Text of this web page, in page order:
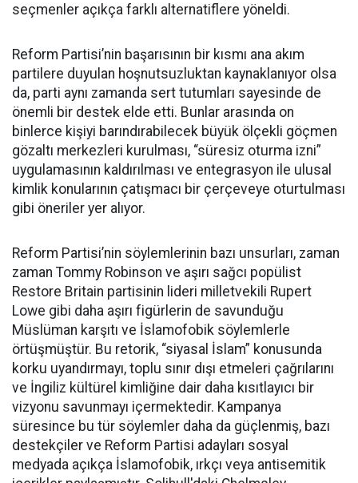
seçmenler açıkça farklı alternatiflere yöneldi.
Reform Partisi’nin başarısının bir kısmı ana akım
partilere duyulan hoşnutsuzluktan kaynaklanıyor olsa
da, parti aynı zamanda sert tutumları sayesinde de
önemli bir destek elde etti. Bunlar arasında on
binlerce kişiyi barındırabilecek büyük ölçekli göçmen
gözaltı merkezleri kurulması, “süresiz oturma izni”
uygulamasının kaldırılması ve entegrasyon ile ulusal
kimlik konularının çatışmacı bir çerçeveye oturtulması
gibi öneriler yer alıyor.
Reform Partisi’nin söylemlerinin bazı unsurları, zaman
zaman Tommy Robinson ve aşırı sağcı popülist
Restore Britain partisinin lideri milletvekili Rupert
Lowe gibi daha aşırı figürlerin de savunduğu
Müslüman karşıtı ve İslamofobik söylemlerle
örtüşmüştür. Bu retorik, “siyasal İslam” konusunda
korku uyandırmayı, toplu sınır dışı etmeleri çağrılarını
ve İngiliz kültürel kimliğine dair daha kısıtlayıcı bir
vizyonu savunmayı içermektedir. Kampanya
süresince bu tür söylemler daha da güçlenmiş, bazı
destekçiler ve Reform Partisi adayları sosyal
medyada açıkça İslamofobik, ırkçı veya antisemitik